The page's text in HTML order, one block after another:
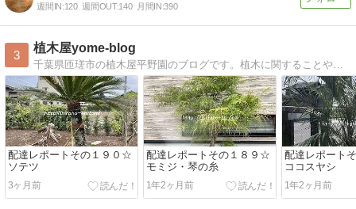
週間IN:120 週間OUT:140 月間IN:390
3
植木屋yome-blog
千葉県匝瑳市の植木屋平野園のブログです。植木に関することや日常を書き綴ります！主な取扱い植木 ウバメガシ・果樹苗・庭木等
配達レポートその１９０☆
ソテツ
3ヶ月前
配達レポートその１８９☆
モミジ・琴の糸
1年2ヶ月前
配達レポート
ココスヤシ
1年2ヶ月前